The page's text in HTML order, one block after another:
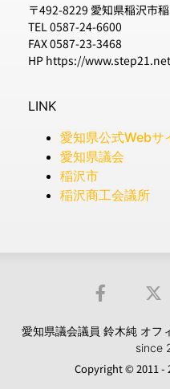
〒492-8229 愛知県稲沢市
TEL 0587-24-6600
FAX 0587-23-3468
HP https://
LINK
愛知県公式Webサ
愛知県議会
稲沢市
稲沢商工会議所
愛知県議会議員 鈴木純 オフ
since
Copyright © 2011 -